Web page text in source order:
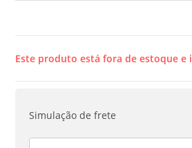
Este produto está fora de estoque e
Simulação de frete